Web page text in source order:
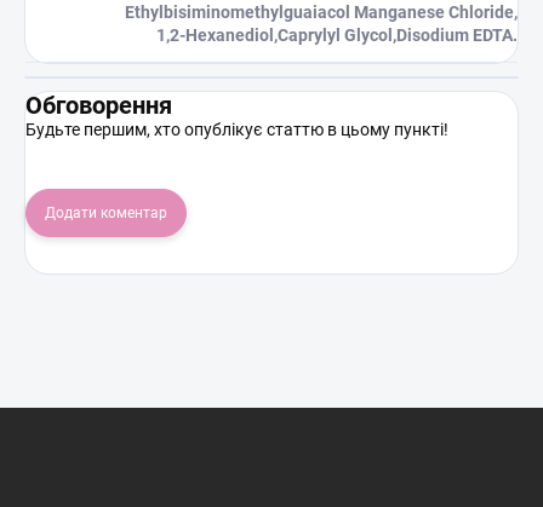
Ethylbisiminomethylguaiacol Manganese Chloride,
1,2-Hexanediol,Caprylyl Glycol,Disodium EDTA.
Обговорення
Будьте першим, хто опублікує статтю в цьому пункті!
Додати коментар